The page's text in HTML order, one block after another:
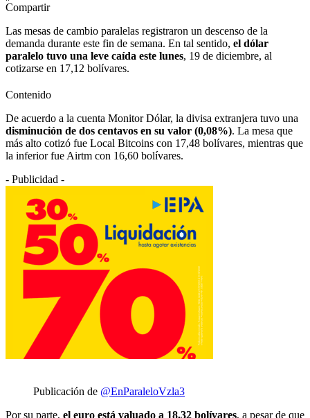
Compartir
Las mesas de cambio paralelas registraron un descenso de la
demanda durante este fin de semana. En tal sentido, el dólar
paralelo tuvo una leve caída este lunes, 19 de diciembre, al
cotizarse en 17,12 bolívares.
Contenido
De acuerdo a la cuenta Monitor Dólar, la divisa extranjera tuvo una
disminución de dos centavos en su valor (0,08%). La mesa que
más alto cotizó fue Local Bitcoins con 17,48 bolívares, mientras que
la inferior fue Airtm con 16,60 bolívares.
- Publicidad -
Publicación de @EnParaleloVzla3
Por su parte, el euro está valuado a 18,32 bolívares, a pesar de que